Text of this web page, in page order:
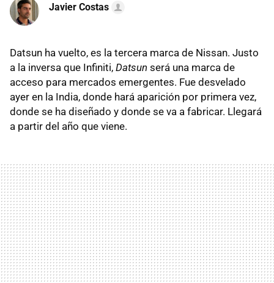
Javier Costas
Datsun ha vuelto, es la tercera marca de Nissan. Justo
a la inversa que Infiniti, Datsun será una marca de
acceso para mercados emergentes. Fue desvelado
ayer en la India, donde hará aparición por primera vez,
donde se ha diseñado y donde se va a fabricar. Llegará
a partir del año que viene.